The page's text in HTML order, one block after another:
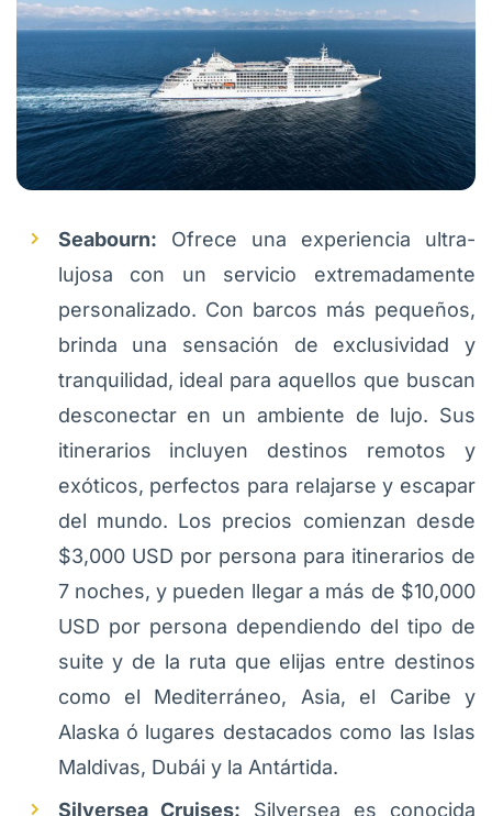
Seabourn: Ofrece una experiencia ultra-
lujosa con un servicio extremadamente
personalizado. Con barcos más pequeños,
brinda una sensación de exclusividad y
tranquilidad, ideal para aquellos que buscan
desconectar en un ambiente de lujo. Sus
itinerarios incluyen destinos remotos y
exóticos, perfectos para relajarse y escapar
del mundo. Los precios comienzan desde
$3,000 USD por persona para itinerarios de
7 noches, y pueden llegar a más de $10,000
USD por persona dependiendo del tipo de
suite y de la ruta que elijas entre destinos
como el Mediterráneo, Asia, el Caribe y
Alaska ó lugares destacados como las Islas
Maldivas, Dubái y la Antártida.
Silversea Cruises: Silversea es conocida